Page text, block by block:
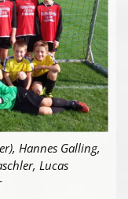
Hannes Galling,
Lucas